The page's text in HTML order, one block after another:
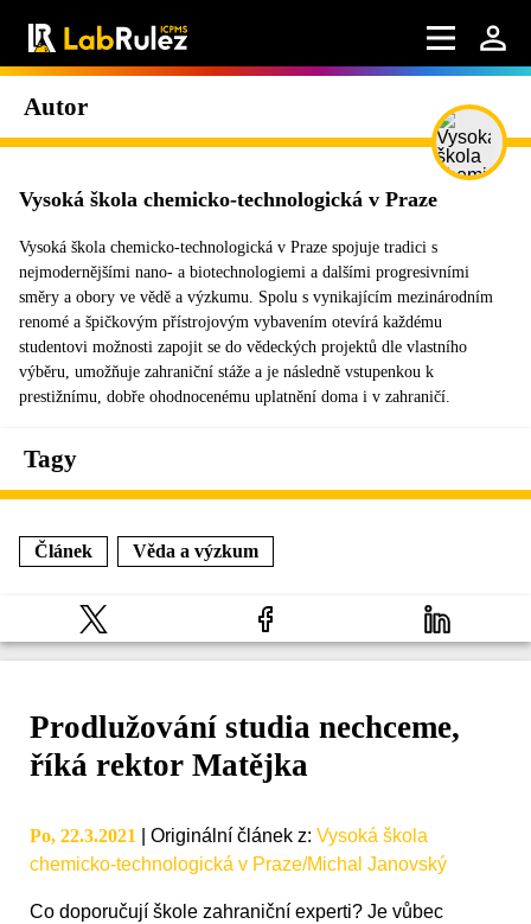
Autor
Vysoká škola chemicko-technologická v Praze
Vysoká škola chemicko-technologická v Praze spojuje tradici s
nejmodernějšími nano- a biotechnologiemi a dalšími progresivními
směry a obory ve vědě a výzkumu. Spolu s vynikajícím mezinárodním
renomé a špičkovým přístrojovým vybavením otevírá každému
studentovi možnosti zapojit se do vědeckých projektů dle vlastního
výběru, umožňuje zahraniční stáže a je následně vstupenkou k
prestižnímu, dobře ohodnocenému uplatnění doma i v zahraničí.
Tagy
Článek Věda a výzkum
Prodlužování studia nechceme,
říká rektor Matějka
Po, 22.3.2021 Originální článek z: Vysoká škola
chemicko-technologická v Praze/Michal Janovský
Co doporučují škole zahraniční experti? Je vůbec